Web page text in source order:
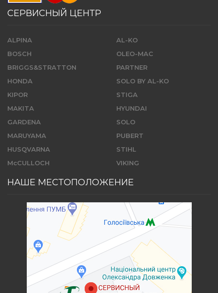
СЕРВИСНЫЙ ЦЕНТР
ALPINA
BOSCH
BRIGGS&STRATTON
HONDA
KIPOR
MAKITA
GARDENA
MARUYAMA
HUSQVARNA
McCULLOCH
AL-KO
OLEO-MAC
PARTNER
SOLO BY AL-KO
STIGA
HYUNDAI
SOLO
PUBERT
STIHL
VIKING
НАШЕ МЕСТОПОЛОЖЕНИЕ